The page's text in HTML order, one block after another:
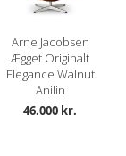
Arne Jacobsen
Ægget Originalt
Elegance Walnut
Anilin
46.000 kr.